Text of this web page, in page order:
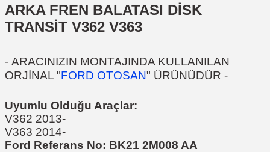
ARKA FREN BALATASI DİSK
TRANSİT V362 V363
- ARACINIZIN MONTAJINDA KULLANILAN
ORJİNAL "FORD OTOSAN" ÜRÜNÜDÜR -
Uyumlu Olduğu Araçlar:
V362 2013-
V363 2014-
Ford Referans No: BK21 2M008 AA